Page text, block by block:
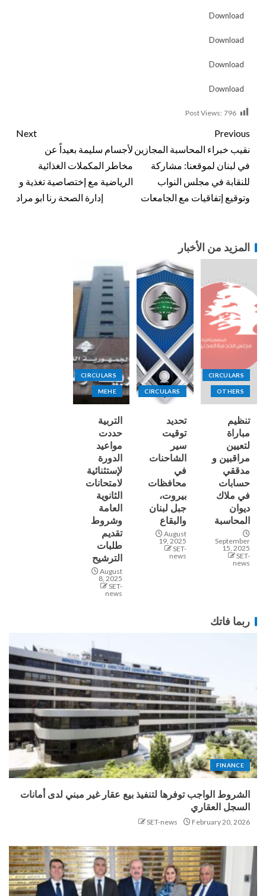
Download
Download
Download
Download
Post Views: 796
Previous
نقيب خبراء المحاسبة المجازين
في لبنان لموقعنا: مشاركة
للنقابة في مجلس النواب
وتوقيع إتفاقيات مع الجامعات
Next
لأجسام سليمة بعيداً عن
مخاطر المكملات الغذائية
الرياضية مع إختصاصية تغذية و
إدارة الصحة رنا ابو مراد
المزيد من الأخبار
CIRCULARS
OTHERS
تنظيم
مباراة
لتعيين
مراقبين و
مدققي
حسابات
في ملاك
ديوان
المحاسبة
September
15, 2025
SET-
news
CIRCULARS
تحديد
توقيت
سير
الشاحنات
في
محافظات
بيروت،
جبل لبنان
والبقاع
August
19, 2025
SET-
news
CIRCULARS
MEHE
التربية
حددت
مواعيد
الدورة
لإستثنائية
لامتحانات
الثانوية
العامة
وشروط
تقديم
طلبات
الترشيح
August
8, 2025
SET-
news
ربما فاتك
FINANCE
الشروط الواجب توفرها لتنفيذ بيع عقار غير مبني لدى أمانات
السجل العقاري
February 20, 2026
SET-news